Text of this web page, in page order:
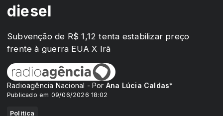
diesel
Subvenção de R$ 1,12 tenta estabilizar preço
frente à guerra EUA X Irã
Radioagência Nacional - Por Ana Lúcia Caldas*
Publicado em 09/06/2026 18:02
Politica